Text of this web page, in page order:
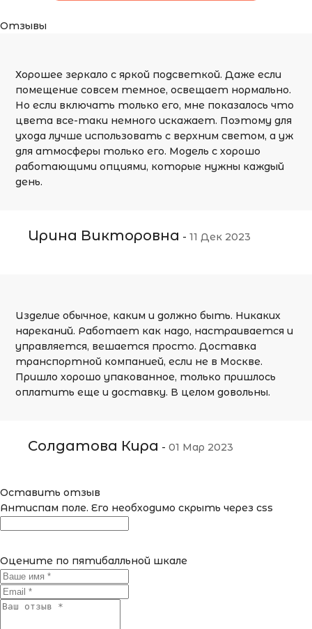
Отзывы
Хорошее зеркало с яркой подсветкой. Даже если
помещение совсем темное, освещает нормально.
Но если включать только его, мне показалось что
цвета все-таки немного искажает. Поэтому для
ухода лучше использовать с верхним светом, а уж
для атмосферы только его. Модель с хорошо
работающими опциями, которые нужны каждый
день.
Ирина Викторовна - 11 Дек 2023
Изделие обычное, каким и должно быть. Никаких
нареканий. Работает как надо, настраивается и
управляется, вешается просто. Доставка
транспортной компанией, если не в Москве.
Пришло хорошо упакованное, только пришлось
оплатить еще и доставку. В целом довольны.
Солдатова Кира - 01 Мар 2023
Оставить отзыв
Антиспам поле. Его необходимо скрыть через css
Оцените по пятибалльной шкале